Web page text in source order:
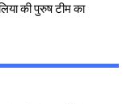
की पुरुष टीम का